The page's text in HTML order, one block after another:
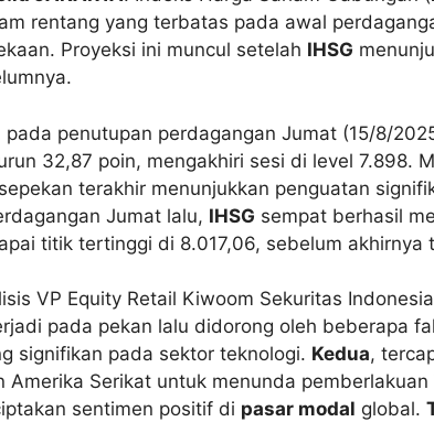
rentang yang terbatas pada awal
Proyeksi ini muncul setelah IHSG
pada penutupan perdagangan Jumat (15/8/
32,87 poin, mengakhiri sesi di level 7.898.
terakhir menunjukkan penguatan
Jumat lalu, IHSG sempat berhasil
titik tertinggi di 8.017,06, sebelum akhirnya
VP Equity Retail Kiwoom Sekuritas
pada pekan lalu didorong oleh beberapa
signifikan pada sektor teknologi. Kedua,
Amerika Serikat untuk menunda
sentimen positif di pasar modal global.